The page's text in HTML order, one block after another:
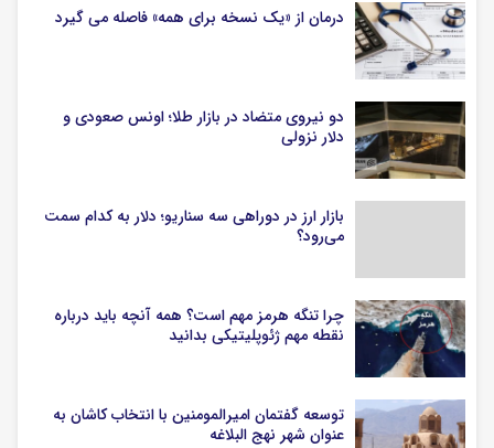
درمان از «یک نسخه برای همه» فاصله می گیرد
دو نیروی متضاد در بازار طلا؛ اونس صعودی و
دلار نزولی
بازار ارز در دوراهی سه سناریو؛ دلار به کدام سمت
می‌رود؟
چرا تنگه هرمز مهم است؟ همه آنچه باید درباره
نقطه مهم ژئوپلیتیکی بدانید
توسعه گفتمان امیرالمومنین با انتخاب کاشان به
عنوان شهر نهج البلاغه